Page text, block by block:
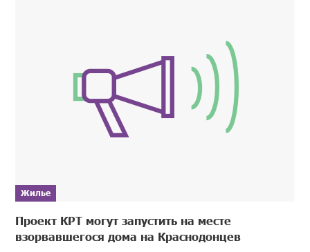
Жилье
Проект КРТ могут запустить на месте
взорвавшегося дома на Краснодонцев